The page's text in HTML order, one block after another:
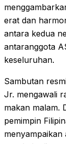
erat dan
antara kedua
antaranggota
keseluruhan.
Sambutan
Jr. mengawali
makan malam.
pemimpin
menyampaikan